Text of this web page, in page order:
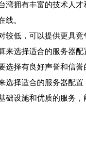
拥有丰富的技术人
线。
低，可以提供更具
选择适合的服务器配
择有良好声誉和信
择适合的服务器配置
设施和优质的服务